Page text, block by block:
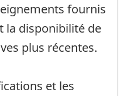
fournis
la disponibilité de
plus récentes.
et les